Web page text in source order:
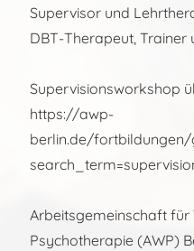
Supervisor und
DBT-Therapeut, Trainer
Supervisionsworkshop
https://awp-
berlin.de/
Arbeitsgemeinschaft für
Psychotherapie (AWP)